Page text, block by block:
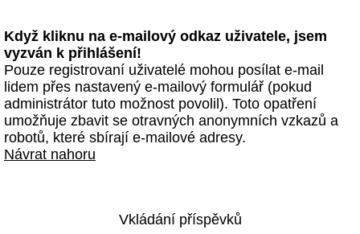
Když kliknu na e-mailový odkaz uživatele, jsem
vyzván k přihlášení!
Pouze registrovaní uživatelé mohou posílat e-mail
lidem přes nastavený e-mailový formulář (pokud
administrátor tuto možnost povolil). Toto opatření
umožňuje zbavit se otravných anonymních vzkazů a
robotů, které sbírají e-mailové adresy.
Návrat nahoru
Vkládání příspěvků